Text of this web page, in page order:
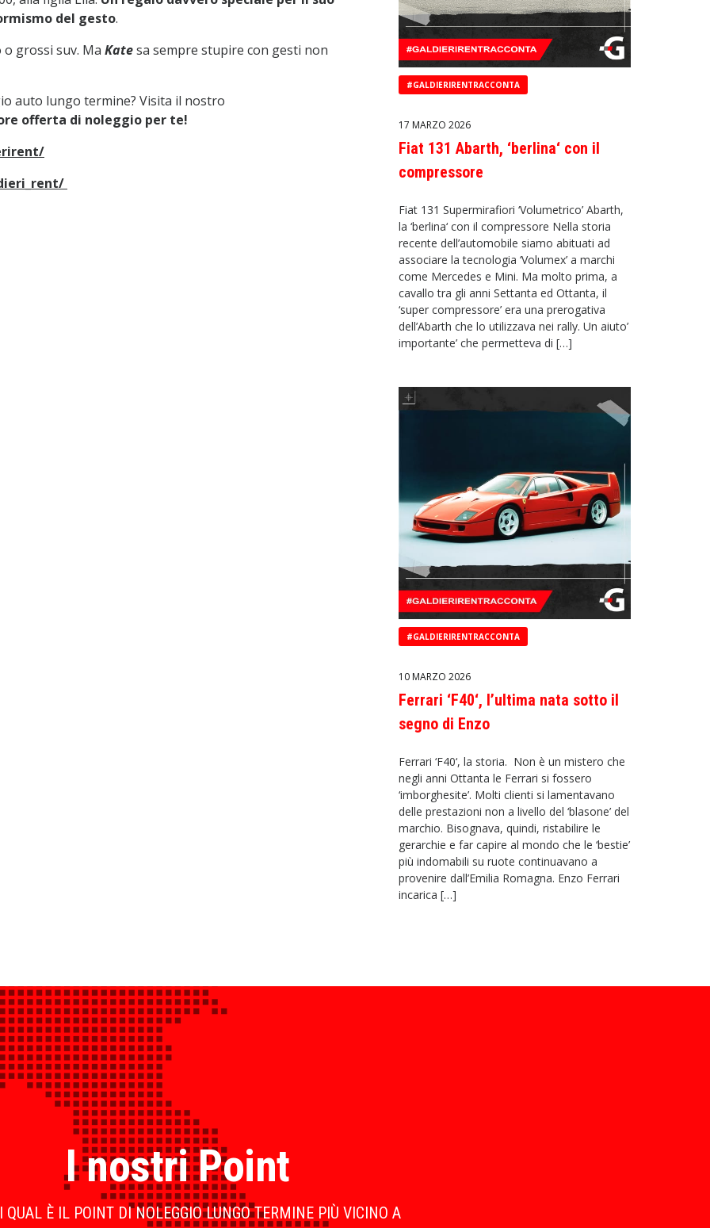
del gesto.
grossi suv. Ma Katesa sempre stupire con gesti non
auto lungo termine? Visita il nostro
offerta di noleggio per te!
#GALDIERIRENTRACCONTA
17 MARZO 2026
Fiat 131 Abarth, ‘berlina‘ con il
compressore
Fiat 131 Supermirafiori ‘Volumetrico’ Abarth,
la ‘berlina‘ con il compressore Nella storia
recente dell’automobile siamo abituati ad
associare la tecnologia ‘Volumex’ a marchi
come Mercedes e Mini. Ma molto prima, a
cavallo tra gli anni Settanta ed Ottanta, il
‘super compressore’ era una prerogativa
dell’Abarth che lo utilizzava nei rally. Un aiuto’
importante’ che permetteva di […]
#GALDIERIRENTRACCONTA
10 MARZO 2026
Ferrari ‘F40‘, l’ultima nata sotto il
segno di Enzo
Ferrari ‘F40‘, la storia. Non è un mistero che
negli anni Ottanta le Ferrari si fossero
‘imborghesite’. Molti clienti si lamentavano
delle prestazioni non a livello del ‘blasone’ del
marchio. Bisognava, quindi, ristabilire le
gerarchie e far capire al mondo che le ‘bestie’
più indomabili su ruote continuavano a
provenire dall’Emilia Romagna. Enzo Ferrari
incarica […]
I nostri Point
QUAL È IL POINT DI NOLEGGIO LUNGO TERMINE PIÙ VICINO A